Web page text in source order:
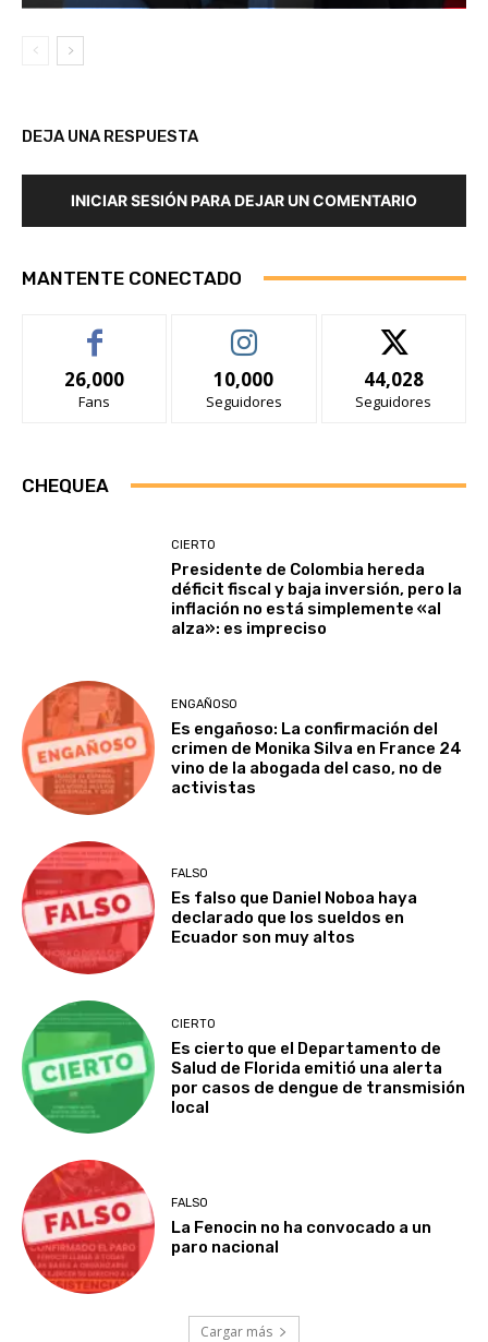
DEJA UNA RESPUESTA
INICIAR SESIÓN PARA DEJAR UN COMENTARIO
MANTENTE CONECTADO
26,000
Fans
10,000
Seguidores
44,028
Seguidores
CHEQUEA
CIERTO
Presidente de Colombia hereda
déficit fiscal y baja inversión, pero la
inflación no está simplemente «al
alza»: es impreciso
ENGAÑOSO
Es engañoso: La confirmación del
crimen de Monika Silva en France 24
vino de la abogada del caso, no de
activistas
FALSO
Es falso que Daniel Noboa haya
declarado que los sueldos en
Ecuador son muy altos
CIERTO
Es cierto que el Departamento de
Salud de Florida emitió una alerta
por casos de dengue de transmisión
local
FALSO
La Fenocin no ha convocado a un
paro nacional
Cargar más